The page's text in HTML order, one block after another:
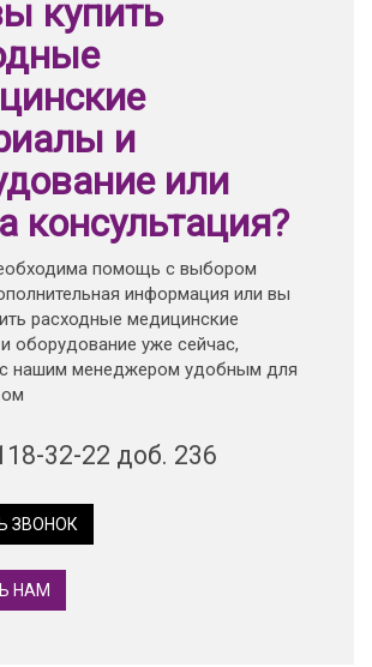
купить
и
или
консультация?
помощь с выбором
информация или вы
расходные медицинские
оборудование уже сейчас,
нашим менеджером удобным для
32-22 доб. 236
ЗВОНОК
НАМ